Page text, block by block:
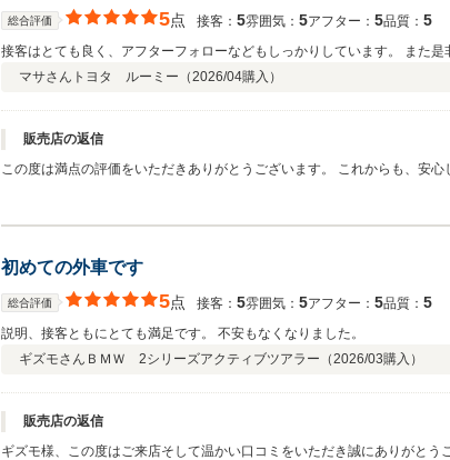
総合評価 5点 接客： 5雰囲気： 5アフター： 5品質： 5
接客はとても良く、アフターフォローなどもしっかりしています。 また是
マサさん トヨタ ルーミー（2026/04購入）
販売店の返信
この度は満点の評価をいただきありがとうございます。 これからも、安
初めての外車です
総合評価 5点 接客： 5雰囲気： 5アフター： 5品質： 5
説明、接客ともにとても満足です。 不安もなくなりました。
ギズモさん ＢＭＷ 2シリーズアクティブツアラー（2026/03購入）
販売店の返信
ギズモ様、この度はご来店そして温かい口コミをいただき誠にありがと